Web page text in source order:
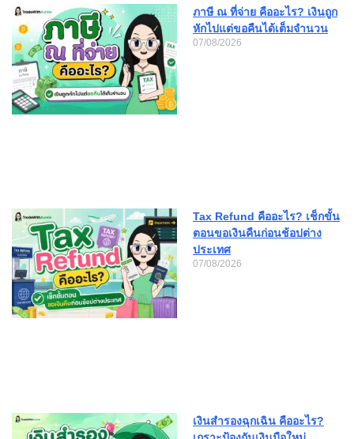
ภาษี ณ ที่จ่าย คืออะไร? เงินถูก
หักไปแต่ขอคืนได้เต็มจำนวน
07/08/2026
Tax Refund คืออะไร? เช็กขั้น
ตอนขอเงินคืนก่อนช้อปต่าง
ประเทศ
07/08/2026
เงินสำรองฉุกเฉิน คืออะไร?